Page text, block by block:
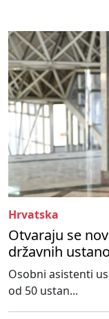
Hrvatska
Otvaraju se
državnih
Osobni asistenti
od 50 ustan...